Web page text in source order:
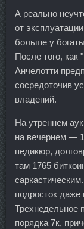
А реально
от
больше у
После того,
Анчелотти
сосредоточив
владений.
На утреннем
на вечернем —
педикюр,
там 1765
подросток даже
Трехнедельное
порядка 7к,